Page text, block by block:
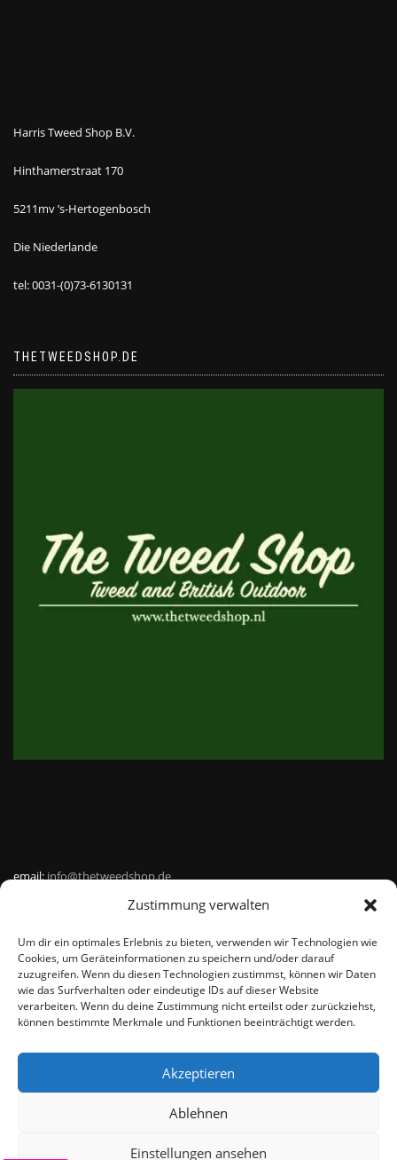
Zustimmung verwalten
Um dir ein optimales Erlebnis zu bieten, verwenden wir Technologien wie
Cookies, um Geräteinformationen zu speichern und/oder darauf
zuzugreifen. Wenn du diesen Technologien zustimmst, können wir Daten
wie das Surfverhalten oder eindeutige IDs auf dieser Website
verarbeiten. Wenn du deine Zustimmung nicht erteilst oder zurückziehst,
können bestimmte Merkmale und Funktionen beeinträchtigt werden.
Akzeptieren
Ablehnen
Einstellungen ansehen
Harris Tweed Shop B.V.
Hinthamerstraat 170
5211mv ’s-Hertogenbosch
Die Niederlande
tel: 0031-(0)73-6130131
THETWEEDSHOP.DE
email:info@thetweedshop.de
Kvk Nummer: 88959732
MWSnr: NL864836247B01
© THEMEISLE, ALL RIGHTS RESERVED
De waardering van www.harristweed-shop.nl bij